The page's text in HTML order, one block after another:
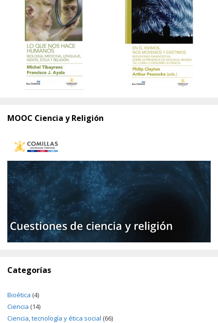
MOOC Ciencia y Religión
Categorías
Bioética (4)
Ciencia (14)
Ciencia, tecnología y ética social (66)